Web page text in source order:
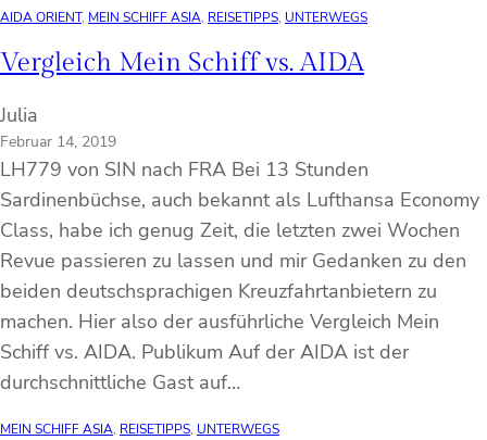
AIDA ORIENT, MEIN SCHIFF ASIA, REISETIPPS, UNTERWEGS
Vergleich Mein Schiff vs. AIDA
Julia
Februar 14, 2019
LH779 von SIN nach FRA Bei 13 Stunden
Sardinenbüchse, auch bekannt als Lufthansa Economy
Class, habe ich genug Zeit, die letzten zwei Wochen
Revue passieren zu lassen und mir Gedanken zu den
beiden deutschsprachigen Kreuzfahrtanbietern zu
machen. Hier also der ausführliche Vergleich Mein
Schiff vs. AIDA. Publikum Auf der AIDA ist der
durchschnittliche Gast auf…
MEIN SCHIFF ASIA, REISETIPPS, UNTERWEGS